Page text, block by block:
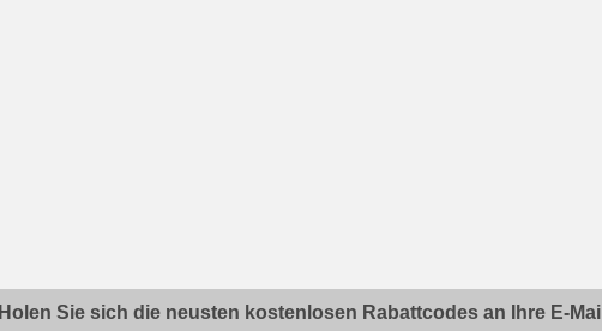
Holen Sie sich die neusten kostenlosen Rabattcodes an Ihre E-